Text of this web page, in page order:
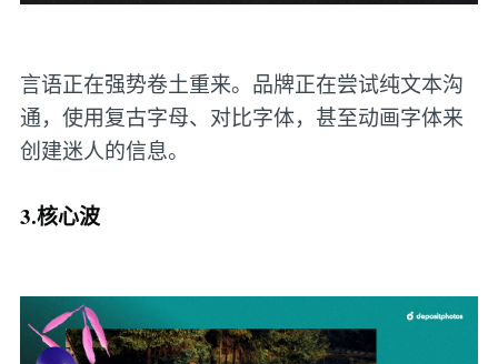
言语正在强势卷土重来。品牌正在尝试纯文本沟
通，使用复古字母、对比字体，甚至动画字体来
创建迷人的信息。
3.核心波